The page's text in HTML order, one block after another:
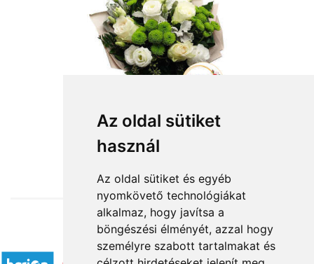
Az oldal sütiket
használ
Az oldal sütiket és egyéb
nyomkövető technológiákat
alkalmaz, hogy javítsa a
böngészési élményét, azzal hogy
személyre szabott tartalmakat és
from HUF22,400
Accepted payment methods